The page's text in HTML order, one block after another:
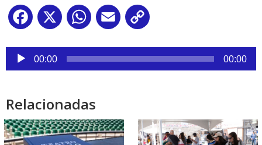
Facebook
X WhatsApp
Email
Reproductor
audio
00:00 00:00
Relacionadas